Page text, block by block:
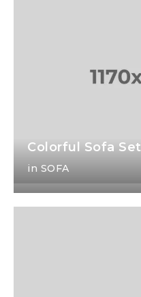
Colorful Sofa Set
in SOFA